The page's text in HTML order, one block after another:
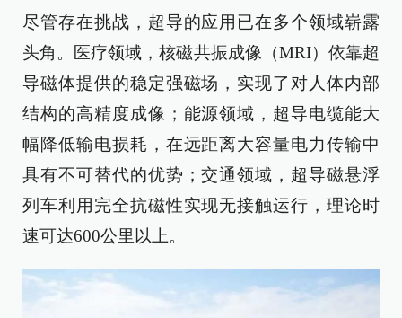
尽管存在挑战，超导的应用已在多个领域崭露
头角。医疗领域，核磁共振成像（MRI）依靠超
导磁体提供的稳定强磁场，实现了对人体内部
结构的高精度成像；能源领域，超导电缆能大
幅降低输电损耗，在远距离大容量电力传输中
具有不可替代的优势；交通领域，超导磁悬浮
列车利用完全抗磁性实现无接触运行，理论时
速可达600公里以上。